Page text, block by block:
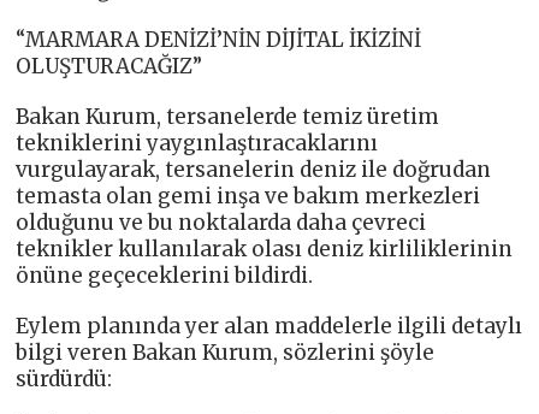
“MARMARA DENİZİ’NİN DİJİTAL İKİZİNİ
OLUŞTURACAĞIZ”
Bakan Kurum, tersanelerde temiz üretim
tekniklerini yaygınlaştıracaklarını
vurgulayarak, tersanelerin deniz ile doğrudan
temasta olan gemi inşa ve bakım merkezleri
olduğunu ve bu noktalarda daha çevreci
teknikler kullanılarak olası deniz kirliliklerinin
önüne geçeceklerini bildirdi.
Eylem planında yer alan maddelerle ilgili detaylı
bilgi veren Bakan Kurum, sözlerini şöyle
sürdürdü: